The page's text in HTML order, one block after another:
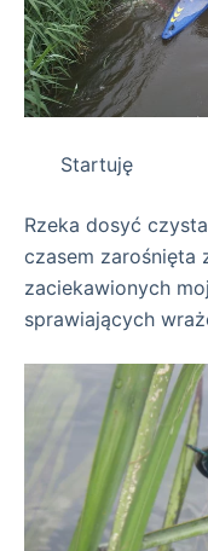
Startuję
Rzeka dosyć
czasem zarośnięta
zaciekawionych
sprawiających